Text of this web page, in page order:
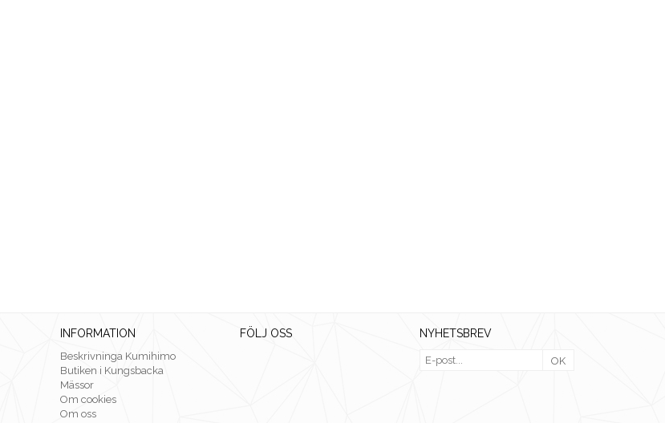
INFORMATION
Beskrivninga Kumihimo
Butiken i Kungsbacka
Mässor
Om cookies
Om oss
FÖLJ OSS NYHETSBREV
OK